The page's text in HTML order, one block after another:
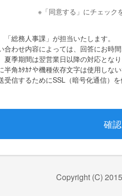
６．継続的改善について
個人情報保護の取組み
個人情報保護
当社は、個人情報・保
(3) 当社にいただい
当社は、上記１．(1)
※「同意する」にチェック
総務人事課」が担当いたします。
合わせ内容によっては、回答にお時
季期間は翌営業日以降の対応とな
角ｶﾀｶﾅや機種依存文字は使用しない
信するためにSSL（暗号化通信）を
Copyright (C)